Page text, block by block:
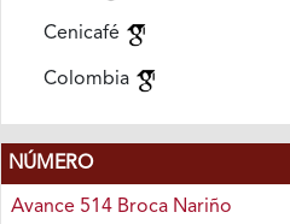
Cenicafé
Colombia
NÚMERO
Avance 514 Broca Nariño